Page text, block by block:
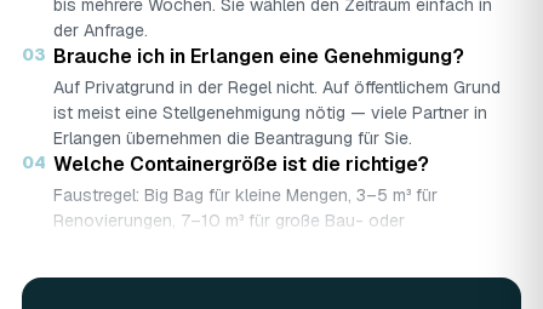
bis mehrere Wochen. Sie wählen den Zeitraum einfach in
der Anfrage.
03 Brauche ich in Erlangen eine Genehmigung?
Auf Privatgrund in der Regel nicht. Auf öffentlichem Grund
ist meist eine Stellgenehmigung nötig — viele Partner in
Erlangen übernehmen die Beantragung für Sie.
04 Welche Containergröße ist die richtige?
Faustregel: Big Bag für kleine Mengen, 3–5 m³ für
Renovierungen, 7–10 m³ für große Bau- oder
Was darf rein — und was nicht?